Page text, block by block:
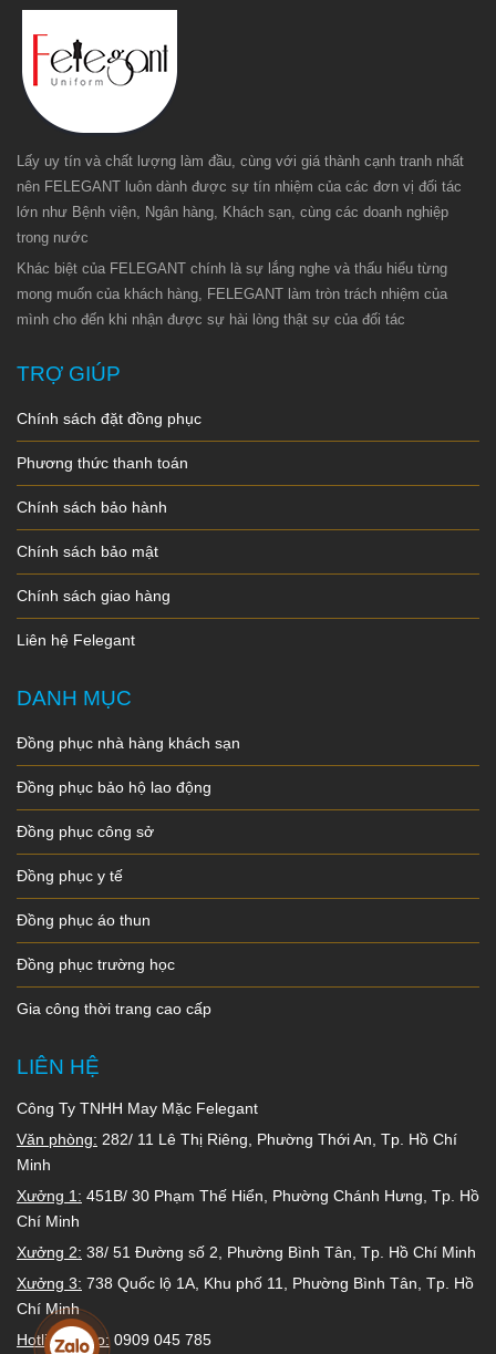
Lấy uy tín và chất lượng làm đầu, cùng với giá thành cạnh tranh nhất
nên FELEGANT luôn dành được sự tín nhiệm của các đơn vị đối tác
lớn như Bệnh viện, Ngân hàng, Khách sạn, cùng các doanh nghiệp
trong nước
Khác biệt của FELEGANT chính là sự lắng nghe và thấu hiểu từng
mong muốn của khách hàng, FELEGANT làm tròn trách nhiệm của
mình cho đến khi nhận được sự hài lòng thật sự của đối tác
TRỢ GIÚP
Chính sách đặt đồng phục
Phương thức thanh toán
Chính sách bảo hành
Chính sách bảo mật
Chính sách giao hàng
Liên hệ Felegant
DANH MỤC
Đồng phục nhà hàng khách sạn
Đồng phục bảo hộ lao động
Đồng phục công sở
Đồng phục y tế
Đồng phục áo thun
Đồng phục trường học
Gia công thời trang cao cấp
LIÊN HỆ
Công Ty TNHH May Mặc Felegant
Văn phòng: 282/ 11 Lê Thị Riêng, Phường Thới An, Tp. Hồ Chí
Minh
Xưởng 1: 451B/ 30 Phạm Thế Hiển, Phường Chánh Hưng, Tp. Hồ
Chí Minh
Xưởng 2: 38/ 51 Đường số 2, Phường Bình Tân, Tp. Hồ Chí Minh
Xưởng 3: 738 Quốc lộ 1A, Khu phố 11, Phường Bình Tân, Tp. Hồ
Chí Minh
Hotline/ Zalo:0909 045 785